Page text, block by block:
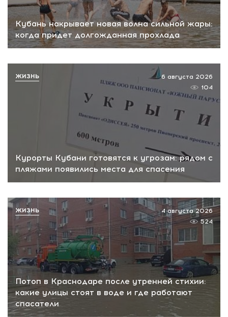
Кубань накрывает новая волна сильной жары:
когда придет долгожданная прохлада
Курорты Кубани готовятся к угрозам: рядом с
пляжами появились места для спасения
6 августа 2026
104
ЖИЗНЬ
Потоп в Краснодаре после утренней стихии:
какие улицы стоят в воде и где работают
спасатели
4 августа 2026
524
ЖИЗНЬ